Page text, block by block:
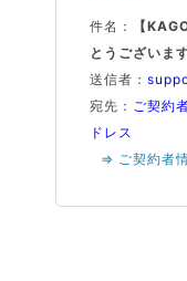
件名：
【
とうござい
送信者：
宛先： ご契約
ドレス
⇒ ご契約者